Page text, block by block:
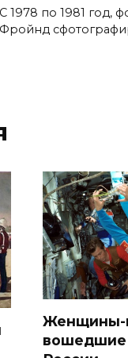
С 1978 по 1981 год,
Фройнд
Женщины-
вошедшие